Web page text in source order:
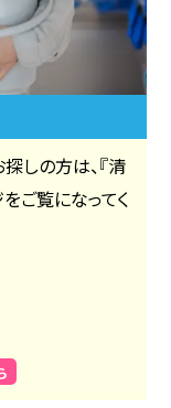
しの方は、『清
ご覧になってく